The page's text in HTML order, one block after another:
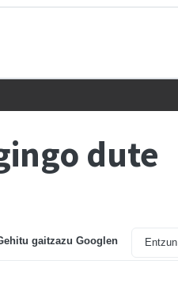
dute
gaitzazu Googlen Entzun